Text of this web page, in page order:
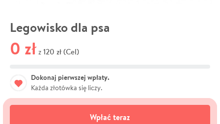
Legowisko dla psa
0 zł z 120 zł (Cel)
Dokonaj pierwszej wpłaty.
Każda złotówka się liczy.
Wpłać teraz